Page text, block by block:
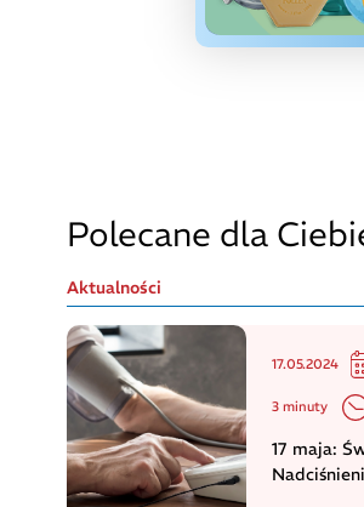
Polecane dla
Aktualności
17.05.2024
3 minuty
17 maja: